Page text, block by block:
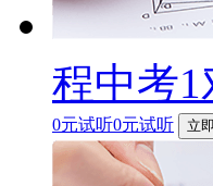
程中考1
0元试听0元试听 立